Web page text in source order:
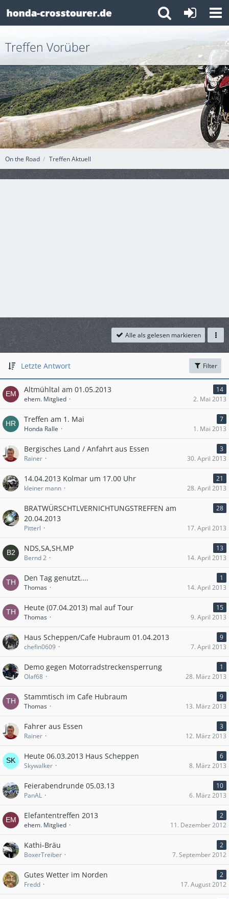
On the Road Treffen Aktuell
Treffen Vorüber
Alle als gelesen markieren
Letzte Antwort Filter
Altmühltal am 01.05.2013
14
ehem. Mitglied
2. Mai 2013
Treffen am 1. Mai
7
Honda Ralle
1. Mai 2013
Bergisches Land / Anfahrt aus Essen
3
Rainer
30. April 2013
14.04.2013 Kolmar um 17.00 Uhr
21
kleiner mann
28. April 2013
BRATWÜRSCHTLVERNICHTUNGSTREFFEN am
20.04.2013
28
Pitterl 17. April 2013
NDS,SA,SH,MP
13
Bernd 2
14. April 2013
Den Tag genutzt....
1
Thomas
14. April 2013
Heute (07.04.2013) mal auf Tour
15
Thomas
9. April 2013
Haus Scheppen/Cafe Hubraum 01.04.2013
9
chefin0609
7. April 2013
Demo gegen Motorradstreckensperrung
1
Olaf68
28. März 2013
Stammtisch im Cafe Hubraum
9
Thomas
13. März 2013
Fahrer aus Essen
3
Rainer
12. März 2013
Heute 06.03.2013 Haus Scheppen
6
Skywalker
8. März 2013
Feierabendrunde 05.03.13
10
PanAL
6. März 2013
Elefantentreffen 2013
2
ehem. Mitglied
11. Dezember 2012
Kathi-Bräu
2
BoxerTreiber
7. September 2012
Gutes Wetter im Norden
2
Fredd
17. August 2012